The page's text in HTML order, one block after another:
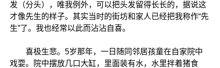
发（分头），唯我例外，可以把头发留得长长的，据说这
才像先生的样子。其实当时的街坊和家人已经把我称作“先
生”了。我也经常以此而沾沾自喜。
喜极生悲。5岁那年，一日随同邻居孩童在自家院中
戏耍。院中摆放几口大缸，里面装有水，水里拌着猪食